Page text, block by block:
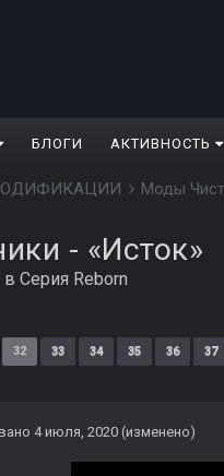
БЛОГИ АКТИВНОСТЬ
МОДИФИКАЦИИ Моды
- «Исток»
в Серия Reborn
32 33 34 35 36 37
4 июля, 2020 (изменено)